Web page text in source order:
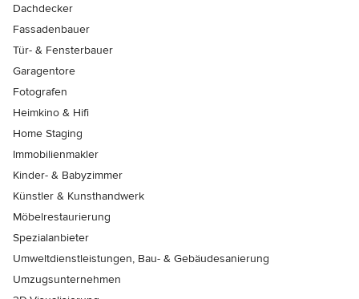
Dachdecker
Fassadenbauer
Tür- & Fensterbauer
Garagentore
Fotografen
Heimkino & Hifi
Home Staging
Immobilienmakler
Kinder- & Babyzimmer
Künstler & Kunsthandwerk
Möbelrestaurierung
Spezialanbieter
Umweltdienstleistungen, Bau- & Gebäudesanierung
Umzugsunternehmen